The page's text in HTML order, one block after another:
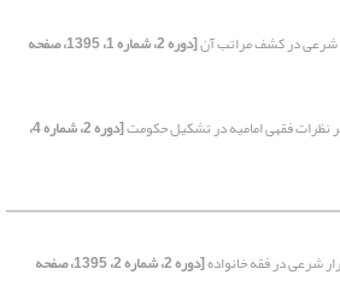
شرعی در کشف مراتب آن [دوره 2، شماره 1، 1395، صفحه
نظرات فقهی امامیه در تشکیل حکومت [دوره 2، شماره 4،
شرعی در فقه خانواده [دوره 2، شماره 2، 1395، صفحه